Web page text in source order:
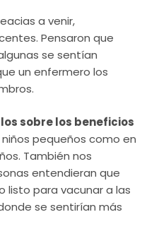
a venir,
Pensaron que
se sentían
un enfermero los
sobre los beneficios
pequeños como en
También nos
entendieran que
listo para vacunar a las
se sentirían más